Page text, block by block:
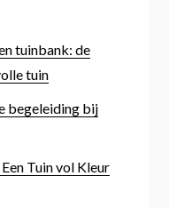
tuinbank: de
tuin
begeleiding bij
Tuin vol Kleur